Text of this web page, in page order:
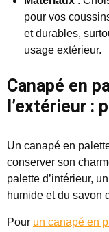
pour vos
et durables,
usage extérieur.
Canapé en
l’extérieur :
Un canapé en
conserver son
palette d’intérieur,
humide et du savon
Pour un canapé en